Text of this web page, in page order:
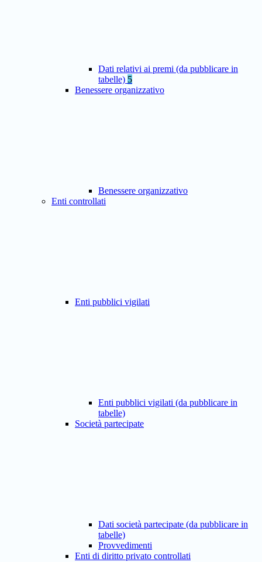
Dati relativi ai premi (da pubblicare in
tabelle) 5
Benessere organizzativo
Benessere organizzativo
Enti controllati
Enti pubblici vigilati
Enti pubblici vigilati (da pubblicare in
tabelle)
Società partecipate
Dati società partecipate (da pubblicare in
tabelle)
Provvedimenti
Enti di diritto privato controllati